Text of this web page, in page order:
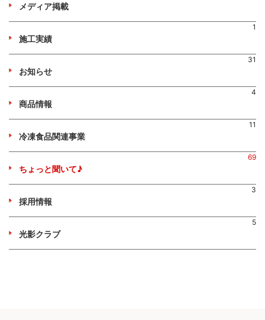
メディア掲載
1
施工実績
31
お知らせ
4
商品情報
11
冷凍食品関連事業
69
ちょっと聞いて♪
3
採用情報
5
光影クラブ